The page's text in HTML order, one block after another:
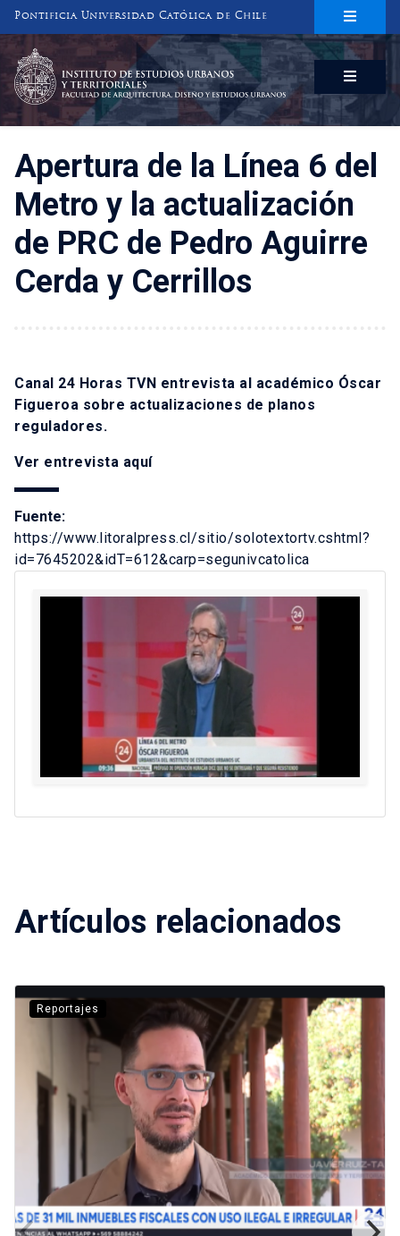
Pontificia Universidad Católica de Chile
INSTITUTO DE ESTUDIOS URBANOS
Y TERRITORIALES
FACULTAD DE ARQUITECTURA, DISEÑO Y ESTUDIOS URBANOS
Apertura de la Línea 6 del
Metro y la actualización
de PRC de Pedro Aguirre
Cerda y Cerrillos
Canal 24 Horas TVN entrevista al académico Óscar
Figueroa sobre actualizaciones de planos
reguladores.
Ver entrevista aquí
Fuente:
https://www.litoralpress.cl/sitio/solotextortv.cshtml?
id=7645202&idT=612&carp=segunivcatolica
Artículos relacionados
Reportajes